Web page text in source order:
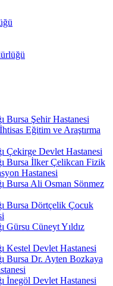
Bursa Şehir Hastanesi
Eğitim ve Araştırma
Çekirge Devlet Hastanesi
Bursa İlker Çelikcan Fizik
Hastanesi
Bursa Ali Osman Sönmez
Bursa Dörtçelik Çocuk
Gürsu Cüneyt Yıldız
Kestel Devlet Hastanesi
Bursa Dr. Ayten Bozkaya
İnegöl Devlet Hastanesi